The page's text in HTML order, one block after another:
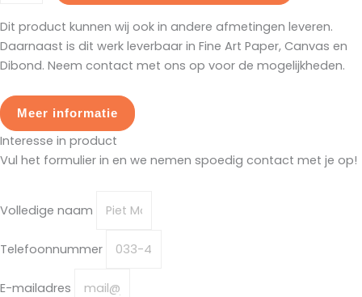
Dit product kunnen wij ook in andere afmetingen leveren.
Daarnaast is dit werk leverbaar in Fine Art Paper, Canvas en
Dibond. Neem contact met ons op voor de mogelijkheden.
Meer informatie
Interesse in product
Vul het formulier in en we nemen spoedig contact met je op!
Volledige naam
Telefoonnummer
E-mailadres
optie
kan
gekozen
op
de
productpagina
optie
kan
gekozen
op
de
productpagina
optie
kan
gekozen
op
de
productpagina
optie
kan
gekozen
op
de
productpagina